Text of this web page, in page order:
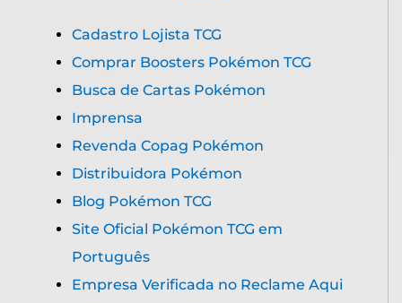
Cadastro Lojista TCG
Comprar Boosters Pokémon TCG
Busca de Cartas Pokémon
Imprensa
Revenda Copag Pokémon
Distribuidora Pokémon
Blog Pokémon TCG
Site Oficial Pokémon TCG em
Português
Empresa Verificada no Reclame Aqui